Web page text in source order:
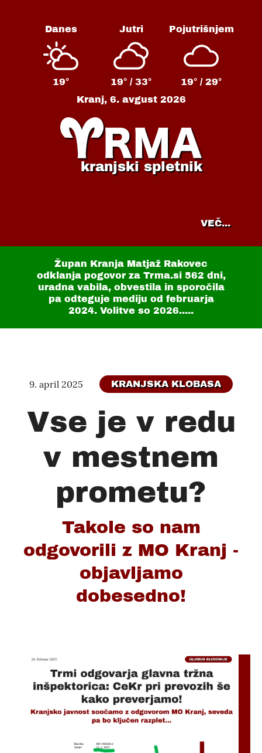
Danes
19°
Jutri
19° / 33°
Pojutrišnjem
19° / 29°
Kranj, 6. avgust 2026
kranjski spletnik
VEČ...
Župan Kranja Matjaž Rakovec
odklanja pogovor za Trma.si 562 dni,
uradna vabila, obvestila in sporočila
pa odteguje mediju od februarja
2024. Volitve so 2026.....
9. april 2025 KRANJSKA KLOBASA
Vse je v redu
v mestnem
prometu?
Takole so nam
odgovorili z MO Kranj -
objavljamo
dobesedno!